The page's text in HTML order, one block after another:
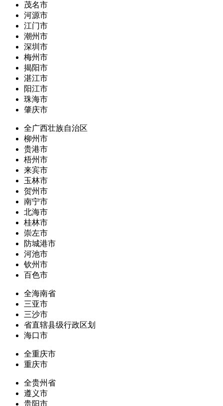
茂名市
河源市
江门市
潮州市
深圳市
梅州市
揭阳市
湛江市
阳江市
珠海市
肇庆市
全广西壮族自治区
柳州市
贵港市
梧州市
来宾市
玉林市
贺州市
南宁市
北海市
桂林市
崇左市
防城港市
河池市
钦州市
百色市
全海南省
三亚市
三沙市
省直辖县级行政区划
海口市
全重庆市
重庆市
全贵州省
遵义市
贵阳市